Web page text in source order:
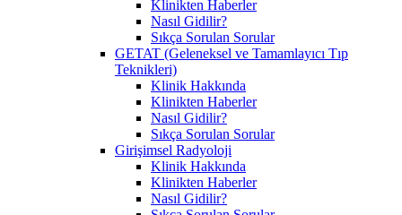
Klinikten Haberler
Nasıl Gidilir?
Sıkça Sorulan Sorular
GETAT (Geleneksel ve Tamamlayıcı Tıp
Teknikleri)
Klinik Hakkında
Klinikten Haberler
Nasıl Gidilir?
Sıkça Sorulan Sorular
Girişimsel Radyoloji
Klinik Hakkında
Klinikten Haberler
Nasıl Gidilir?